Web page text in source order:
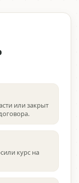
или закрыт
курс на